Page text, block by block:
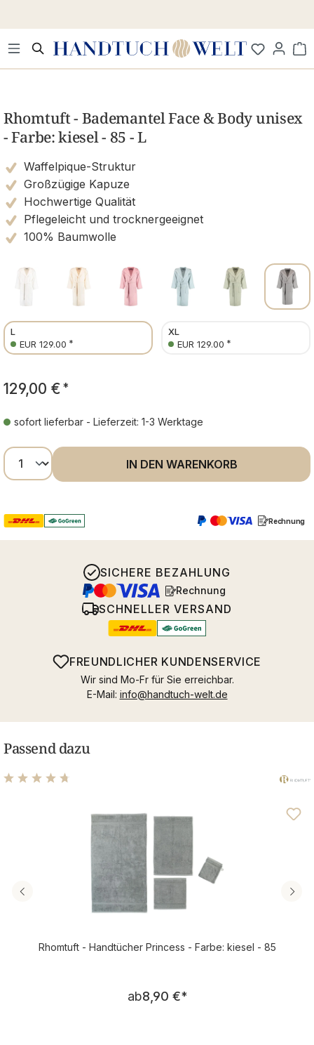
Rhomtuft - Bademantel Face & Body unisex
- Farbe: kiesel - 85 - L
Waffelpique-Struktur
Großzügige Kapuze
Hochwertige Qualität
Pflegeleicht und trocknergeeignet
100% Baumwolle
L
EUR 129.00 *
XL
EUR 129.00 *
129,00 € *
sofort lieferbar - Lieferzeit: 1-3 Werktage
Produkt Anzahl: Gib den gewünschten
IN DEN WARENKORB
Rechnung
SICHERE BEZAHLUNG
Rechnung
SCHNELLER VERSAND
FREUNDLICHER KUNDENSERVICE
Wir sind Mo-Fr für Sie erreichbar.
E-Mail: info@handtuch-welt.de
Passend dazu
Rhomtuft - Handtücher Princess - Farbe: kiesel - 85
Regulärer Preis:
ab8,90 €*